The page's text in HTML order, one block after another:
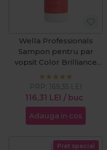
Wella Professionals
Sampon pentru par
vopsit Color Brilliance
Fine/Medium 1000ml
116,31 LEI / buc
PRP: 169,35 LEI
Adauga in cos
Pret special